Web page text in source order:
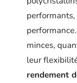
minces,
leur
rendement